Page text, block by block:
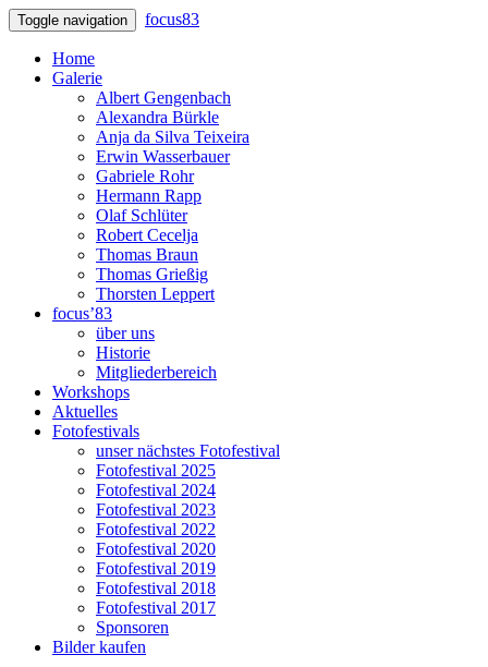
Toggle navigation focus83
Home
Galerie
Albert Gengenbach
Alexandra Bürkle
Anja da Silva Teixeira
Erwin Wasserbauer
Gabriele Rohr
Hermann Rapp
Olaf Schlüter
Robert Cecelja
Thomas Braun
Thomas Grießig
Thorsten Leppert
focus’83
über uns
Historie
Mitgliederbereich
Workshops
Aktuelles
Fotofestivals
unser nächstes Fotofestival
Fotofestival 2025
Fotofestival 2024
Fotofestival 2023
Fotofestival 2022
Fotofestival 2020
Fotofestival 2019
Fotofestival 2018
Fotofestival 2017
Sponsoren
Bilder kaufen